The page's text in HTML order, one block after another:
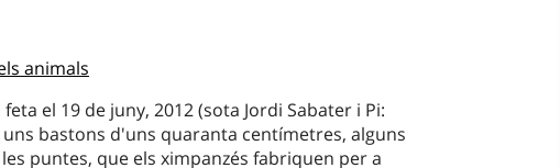
animals
el 19 de juny, 2012 (sota Jordi Sabater i Pi:
bastons d'uns quaranta centímetres, alguns
puntes, que els ximpanzés fabriquen per a